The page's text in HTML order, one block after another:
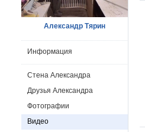
Александр Тярин
Информация
Стена Александра
Друзья Александра
Фотографии
Видео